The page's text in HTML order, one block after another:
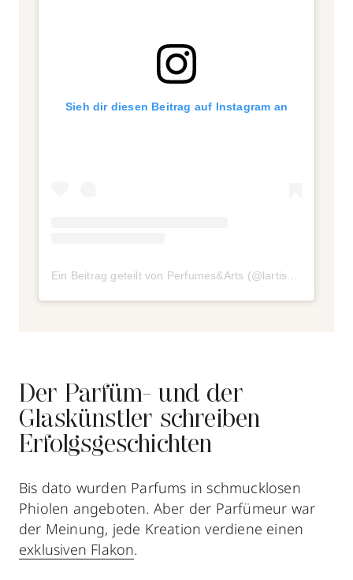
Sieh dir diesen Beitrag auf Instagram an
Der Parfüm- und der
Glaskünstler schreiben
Erfolgsgeschichten
Bis dato wurden Parfums in schmucklosen
Phiolen angeboten. Aber der Parfümeur war
der Meinung, jede Kreation verdiene einen
exklusiven Flakon.